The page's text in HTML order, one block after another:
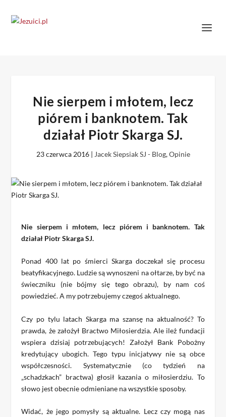
Nie sierpem i młotem, lecz
piórem i banknotem. Tak
działał Piotr Skarga SJ.
23 czerwca 2016| Jacek Siepsiak SJ - Blog,Opinie
Nie sierpem i młotem, lecz piórem i banknotem. Tak
działał Piotr Skarga SJ.
Ponad 400 lat po śmierci Skarga doczekał się procesu
beatyfikacyjnego. Ludzie są wynoszeni na ołtarze, by być na
świeczniku (nie bójmy się tego obrazu), by nam coś
powiedzieć. A my potrzebujemy czegoś aktualnego.
Czy po tylu latach Skarga ma szansę na aktualność? To
prawda, że założył Bractwo Miłosierdzia. Ale ileż fundacji
wspiera dzisiaj potrzebujących! Założył Bank Pobożny
kredytujący ubogich. Tego typu inicjatywy nie są obce
współczesności. Systematycznie (co tydzień na
„schadzkach” bractwa) głosił kazania o miłosierdziu. To
słowo jest obecnie odmieniane na wszystkie sposoby.
Widać, że jego pomysły są aktualne. Lecz czy mogą nas